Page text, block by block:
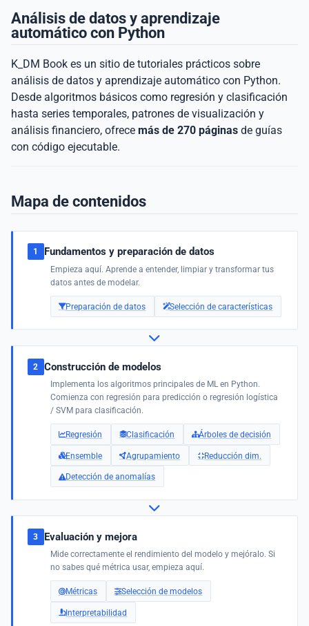
Análisis de datos y aprendizaje
automático con Python
K_DM Book es un sitio de tutoriales prácticos sobre
análisis de datos y aprendizaje automático con Python.
Desde algoritmos básicos como regresión y clasificación
hasta series temporales, patrones de visualización y
análisis financiero, ofrece más de 270 páginas de guías
con código ejecutable.
Mapa de contenidos
1 Fundamentos y preparación de datos
Empieza aquí. Aprende a entender, limpiar y transformar tus
datos antes de modelar.
Preparación de datos Selección de características
2 Construcción de modelos
Implementa los algoritmos principales de ML en Python.
Comienza con regresión para predicción o regresión logística
/ SVM para clasificación.
Regresión Clasificación Árboles de decisión
Ensemble Agrupamiento Reducción dim.
Detección de anomalías
3 Evaluación y mejora
Mide correctamente el rendimiento del modelo y mejóralo. Si
no sabes qué métrica usar, empieza aquí.
Métricas Selección de modelos
Interpretabilidad